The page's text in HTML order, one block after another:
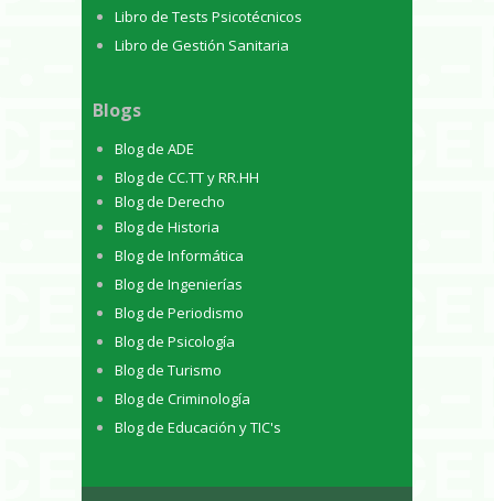
Libro de Tests Psicotécnicos
Libro de Gestión Sanitaria
Blogs
Blog de ADE
Blog de CC.TT y RR.HH
Blog de Derecho
Blog de Historia
Blog de Informática
Blog de Ingenierías
Blog de Periodismo
Blog de Psicología
Blog de Turismo
Blog de Criminología
Blog de Educación y TIC's